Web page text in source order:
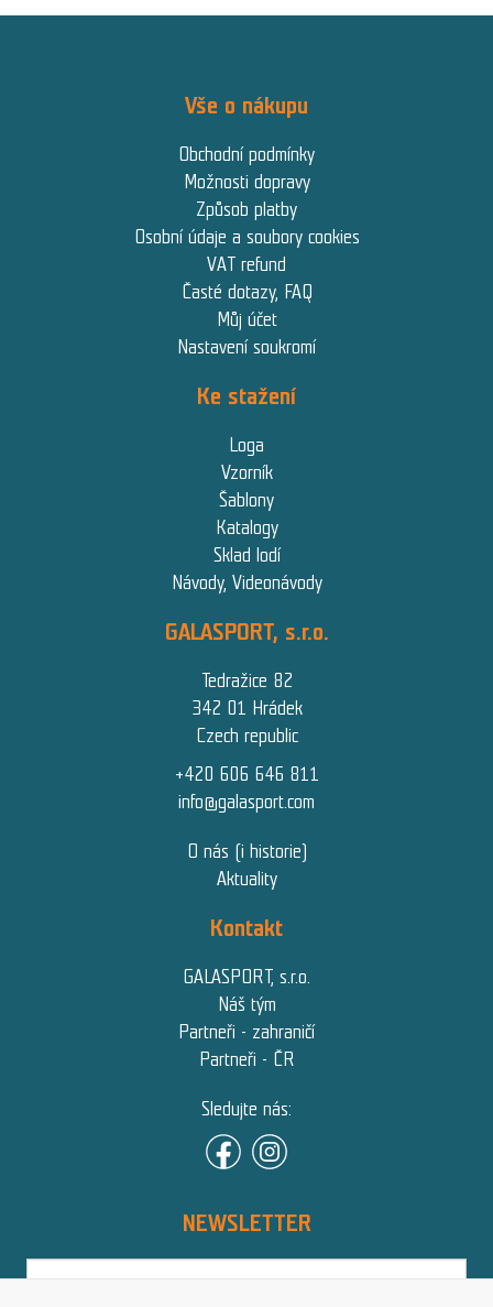
Vše o nákupu
Obchodní podmínky
Možnosti dopravy
Způsob platby
Osobní údaje a soubory cookies
VAT refund
Časté dotazy, FAQ
Můj účet
Nastavení soukromí
Ke stažení
Loga
Vzorník
Šablony
Katalogy
Sklad lodí
Návody, Videonávody
GALASPORT, s.r.o.
Tedražice 82
342 01 Hrádek
Czech republic
+420 606 646 811
info@galasport.com
O nás (i historie)
Aktuality
Kontakt
GALASPORT, s.r.o.
Náš tým
Partneři - zahraničí
Partneři - ČR
Sledujte nás:
NEWSLETTER